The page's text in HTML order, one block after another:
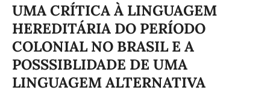
UMA CRÍTICA À LINGUAGEM
HEREDITÁRIA DO PERÍODO
COLONIAL NO BRASIL E A
POSSSIBLIDADE DE UMA
LINGUAGEM ALTERNATIVA